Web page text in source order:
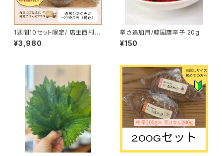
1週間10セット限定/ 店主西村の
腸活冷蔵庫セット
¥3,980
辛さ追加用/韓国唐辛子 20g
¥150